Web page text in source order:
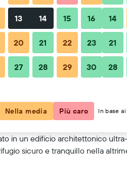
prenotare Consigli e
in un edificio architettonico
sicuro e tranquillo nella
Mostra mappa
13 14 15 16
20 21 22 23
27 28 29 30
14
21
28
Nella media Più caro In base